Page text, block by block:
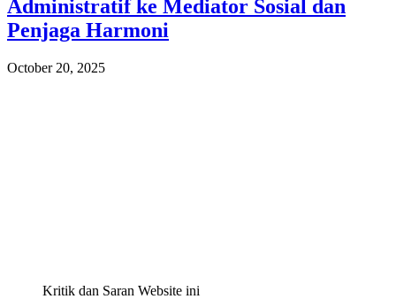
Administratif ke Mediator Sosial dan
Penjaga Harmoni
October 20, 2025
Kritik dan Saran Website ini